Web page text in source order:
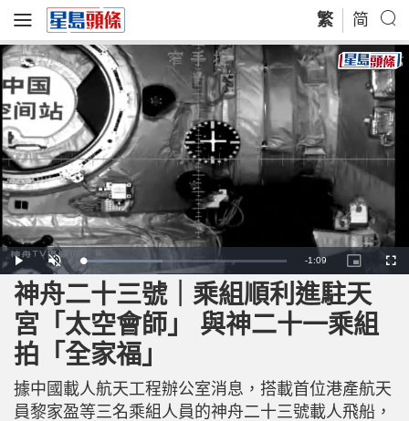
繁 简
P
l
a
y
U
n
m
u
t
e
L
o
a
d
e
d
:
3
9
.
4
7
R
e
n
-1:09
P
i
c
t
u
e
-
i
c
t
r
F
u
神舟二十三號｜乘組順利進駐天
宮「太空會師」 與神二十一乘組
拍「全家福」
據中國載人航天工程辦公室消息，搭載首位港產航天
員黎家盈等三名乘組人員的神舟二十三號載人飛船，